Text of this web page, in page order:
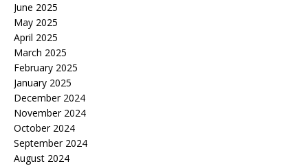
June 2025
May 2025
April 2025
March 2025
February 2025
January 2025
December 2024
November 2024
October 2024
September 2024
August 2024